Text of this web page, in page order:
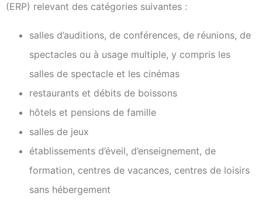
(ERP) relevant des catégories suivantes :
salles d’auditions, de conférences, de réunions, de
spectacles ou à usage multiple, y compris les
salles de spectacle et les cinémas
restaurants et débits de boissons
hôtels et pensions de famille
salles de jeux
établissements d’éveil, d’enseignement, de
formation, centres de vacances, centres de loisirs
sans hébergement